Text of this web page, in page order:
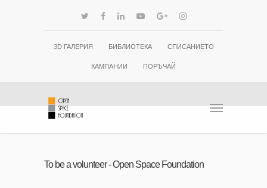
3D ГАЛЕРИЯ БИБЛИОТЕКА СПИСАНИЕТО
КАМПАНИИ ПОРЪЧАЙ
To be a volunteer - Open Space Foundation